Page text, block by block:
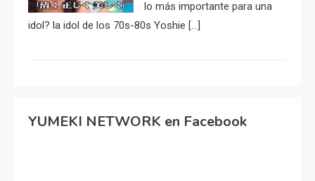
lo más importante para una
idol? la idol de los 70s-80s Yoshie […]
YUMEKI NETWORK en Facebook